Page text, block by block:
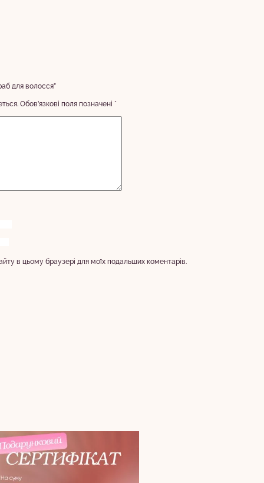
для волосся”
Обов’язкові поля позначені *
в цьому браузері для моїх подальших коментарів.